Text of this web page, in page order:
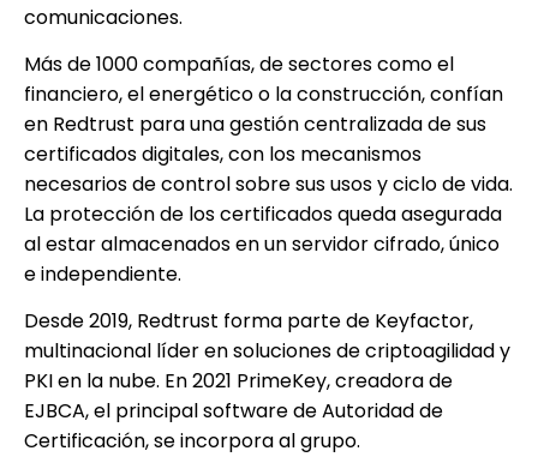
comunicaciones.
Más de 1000 compañías, de sectores como el
financiero, el energético o la construcción, confían
en Redtrust para una gestión centralizada de sus
certificados digitales, con los mecanismos
necesarios de control sobre sus usos y ciclo de vida.
La protección de los certificados queda asegurada
al estar almacenados en un servidor cifrado, único
e independiente.
Desde 2019, Redtrust forma parte de Keyfactor,
multinacional líder en soluciones de criptoagilidad y
PKI en la nube. En 2021 PrimeKey, creadora de
EJBCA, el principal software de Autoridad de
Certificación, se incorpora al grupo.